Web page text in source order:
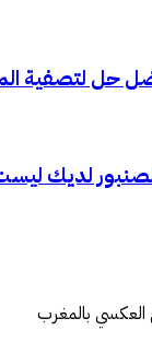
لتصفية
العكسي بالمغرب